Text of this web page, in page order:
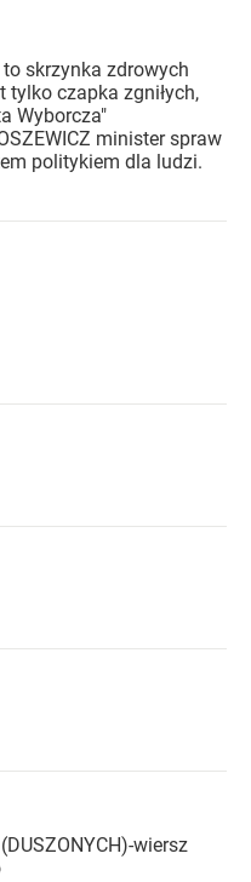
skrzynka zdrowych
tylko czapka zgniłych,
Wyborcza"
minister spraw
politykiem dla ludzi.
wiersz